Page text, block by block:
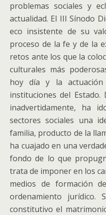
problemas sociales y
actualidad. El III Sínodo
eco insistente de su
proceso de la fe y de la
retos ante los que la
culturales más
hoy día y la
instituciones del Estado.
inadvertidamente, ha
sectores sociales una
familia, producto de la
ha cuajado en una
fondo de lo que
trata de imponer en los
medios de formación
ordenamiento jurídico.
constitutivo el